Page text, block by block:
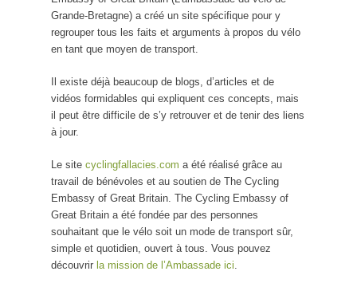
Grande-Bretagne) a créé un site spécifique pour y
regrouper tous les faits et arguments à propos du vélo
en tant que moyen de transport.
Il existe déjà beaucoup de blogs, d’articles et de
vidéos formidables qui expliquent ces concepts, mais
il peut être difficile de s’y retrouver et de tenir des liens
à jour.
Le site cyclingfallacies.com a été réalisé grâce au
travail de bénévoles et au soutien de The Cycling
Embassy of Great Britain. The Cycling Embassy of
Great Britain a été fondée par des personnes
souhaitant que le vélo soit un mode de transport sûr,
simple et quotidien, ouvert à tous. Vous pouvez
découvrir la mission de l’Ambassade ici